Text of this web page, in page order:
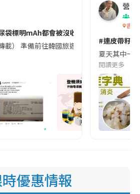
袋標明mAh都會被沒收😱出發前切記檢查
轉載） 準備前往韓國旅遊的民眾，近期要
營養
香港
#連皮帶籽
夏天其中一
閱讀更多
優惠情報